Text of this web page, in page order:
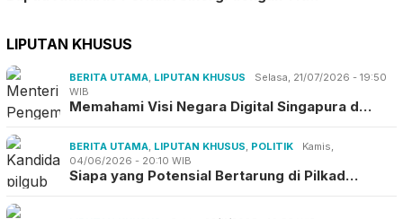
LIPUTAN KHUSUS
BERITA UTAMA LIPUTAN KHUSUS
Selasa, 21/07/2026 - 19:50
WIB
Memahami Visi Negara Digital Singapura d…
BERITA UTAMA LIPUTAN KHUSUS POLITIK
Kamis,
04/06/2026 - 20:10 WIB
Siapa yang Potensial Bertarung di Pilkad…